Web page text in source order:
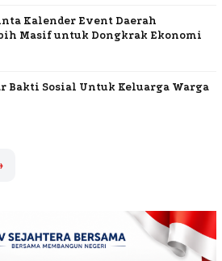
Kalender Event Daerah
Masif untuk Dongkrak Ekonomi
Bakti Sosial Untuk Keluarga Warga